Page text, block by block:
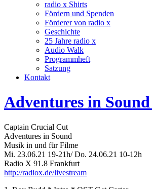
radio x Shirts
Fördern und Spenden
Förderer von radio x
Geschichte
25 Jahre radio x
Audio Walk
Programmheft
Satzung
Kontakt
Adventures in Sound
Captain Crucial Cut
Adventures in Sound
Musik in und für Filme
Mi. 23.06.21 19-21h/ Do. 24.06.21 10-12h
Radio X 91.8 Frankfurt
http://radiox.de/livestream